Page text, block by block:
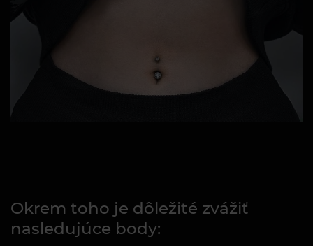
Okrem toho je dôležité zvážiť
nasledujúce body: